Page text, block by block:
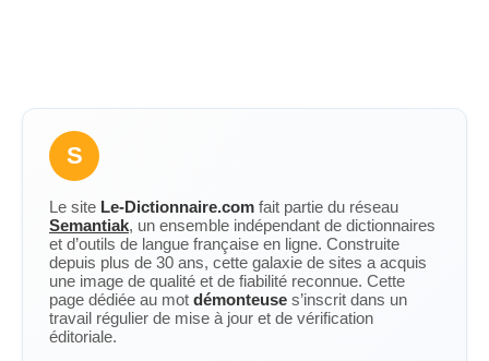
S
Le site Le-Dictionnaire.com fait partie du réseau
Semantiak, un ensemble indépendant de dictionnaires
et d’outils de langue française en ligne. Construite
depuis plus de 30 ans, cette galaxie de sites a acquis
une image de qualité et de fiabilité reconnue. Cette
page dédiée au mot démonteuse s’inscrit dans un
travail régulier de mise à jour et de vérification
éditoriale.